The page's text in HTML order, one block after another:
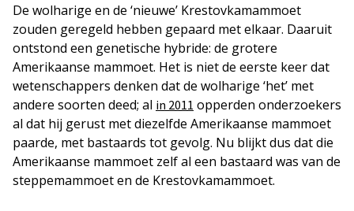
De wolharige en de ‘nieuwe’ Krestovkamammoet
zouden geregeld hebben gepaard met elkaar. Daaruit
ontstond een genetische hybride: de grotere
Amerikaanse mammoet. Het is niet de eerste keer dat
wetenschappers denken dat de wolharige ‘het’ met
andere soorten deed; al in 2011 opperden onderzoekers
al dat hij gerust met diezelfde Amerikaanse mammoet
paarde, met bastaards tot gevolg. Nu blijkt dus dat die
Amerikaanse mammoet zelf al een bastaard was van de
steppemammoet en de Krestovkamammoet.